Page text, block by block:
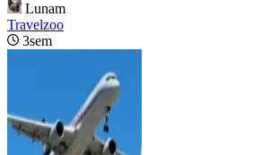
Lunam
Travelzoo
3sem